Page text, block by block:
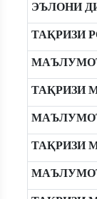
ЭЪЛОНИ
ТАҚРИЗИ
ТАҚРИЗИ
ТАҚРИЗИ